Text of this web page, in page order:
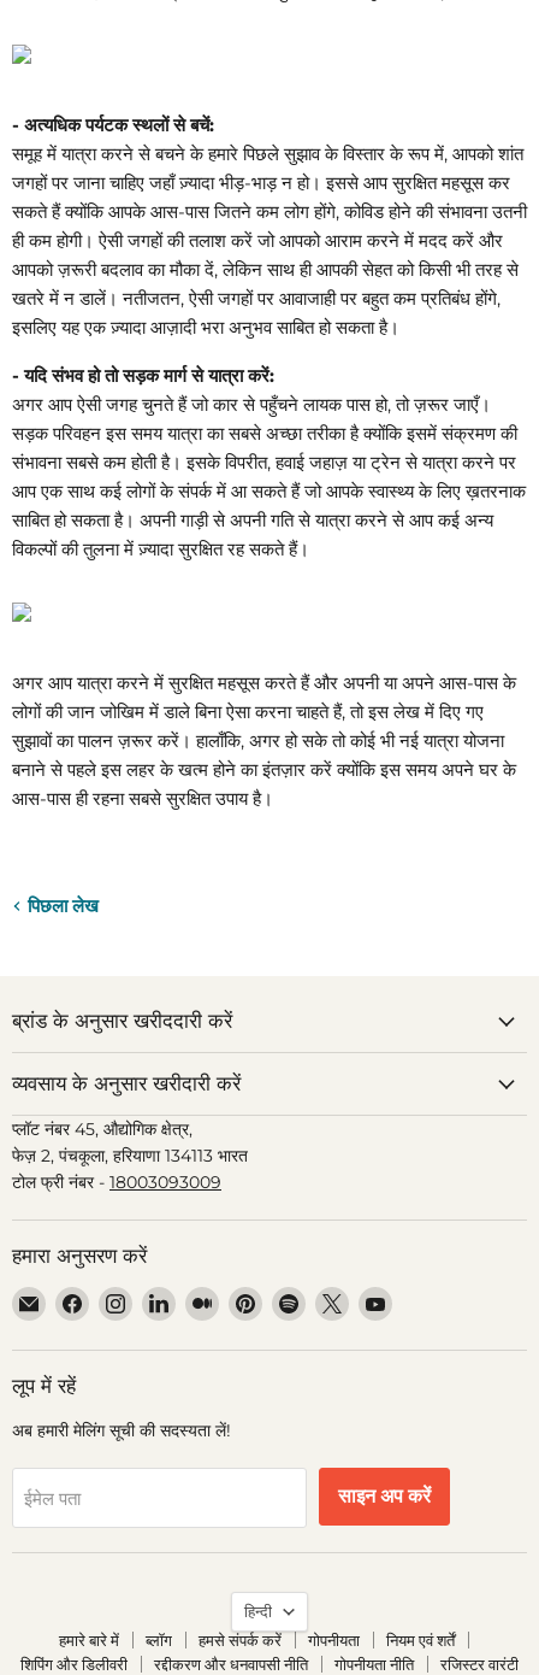
- अत्यधिक पर्यटक स्थलों से बचें:
समूह में यात्रा करने से बचने के हमारे पिछले सुझाव के विस्तार के रूप में, आपको शांत
जगहों पर जाना चाहिए जहाँ ज़्यादा भीड़-भाड़ न हो। इससे आप सुरक्षित महसूस कर
सकते हैं क्योंकि आपके आस-पास जितने कम लोग होंगे, कोविड होने की संभावना उतनी
ही कम होगी। ऐसी जगहों की तलाश करें जो आपको आराम करने में मदद करें और
आपको ज़रूरी बदलाव का मौका दें, लेकिन साथ ही आपकी सेहत को किसी भी तरह से
खतरे में न डालें। नतीजतन, ऐसी जगहों पर आवाजाही पर बहुत कम प्रतिबंध होंगे,
इसलिए यह एक ज़्यादा आज़ादी भरा अनुभव साबित हो सकता है।
- यदि संभव हो तो सड़क मार्ग से यात्रा करें:
अगर आप ऐसी जगह चुनते हैं जो कार से पहुँचने लायक पास हो, तो ज़रूर जाएँ।
सड़क परिवहन इस समय यात्रा का सबसे अच्छा तरीका है क्योंकि इसमें संक्रमण की
संभावना सबसे कम होती है। इसके विपरीत, हवाई जहाज़ या ट्रेन से यात्रा करने पर
आप एक साथ कई लोगों के संपर्क में आ सकते हैं जो आपके स्वास्थ्य के लिए ख़तरनाक
साबित हो सकता है। अपनी गाड़ी से अपनी गति से यात्रा करने से आप कई अन्य
विकल्पों की तुलना में ज़्यादा सुरक्षित रह सकते हैं।
अगर आप यात्रा करने में सुरक्षित महसूस करते हैं और अपनी या अपने आस-पास के
लोगों की जान जोखिम में डाले बिना ऐसा करना चाहते हैं, तो इस लेख में दिए गए
सुझावों का पालन ज़रूर करें। हालाँकि, अगर हो सके तो कोई भी नई यात्रा योजना
बनाने से पहले इस लहर के खत्म होने का इंतज़ार करें क्योंकि इस समय अपने घर के
आस-पास ही रहना सबसे सुरक्षित उपाय है।
पिछला लेख
ब्रांड के अनुसार खरीददारी करें
व्यवसाय के अनुसार खरीदारी करें
प्लॉट नंबर 45, औद्योगिक क्षेत्र,
फेज़ 2, पंचकूला, हरियाणा 134113 भारत
टोल फ्री नंबर - 18003093009
हमारा अनुसरण करें
हमें
ईमेल
पर
ढूंढें
हमें
Facebook
पर
हमें
Instagram
पर
हमें
LinkedIn
पर
हमें
Medium
पर
हमें
Pinterest
पर
हमें
Spotify
पर
हमें
पर
हमें
पर
लूप में रहें
अब हमारी मेलिंग सूची की सदस्यता लें!
ईमेल पता साइन अप करें
भाषा
हिन्दी
हमारे बारे में
ब्लॉग हमसे संपर्क करें गोपनीयता
नियम एवं शर्तें
शिपिंग और डिलीवरी
रद्दीकरण और धनवापसी नीति गोपनीयता नीति रजिस्टर वारंटी